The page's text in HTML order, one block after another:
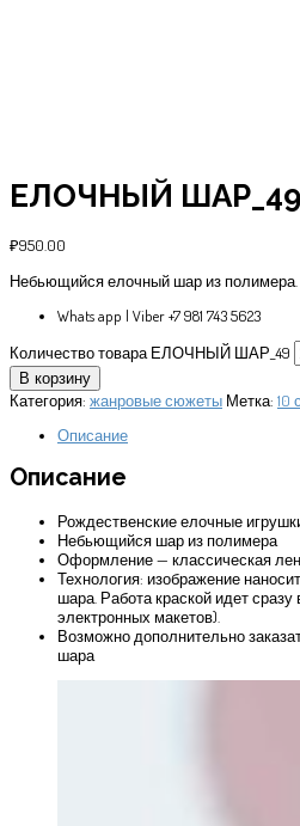
ЕЛОЧНЫЙ ШАР_49
₽950.00
Небьющийся елочный шар из полимера.
Whats app | Viber +7 981 743 5623
Количество товара ЕЛОЧНЫЙ ШАР_49
В корзину
Категория: жанровые сюжеты Метка: 10
Описание
Описание
Рождественские елочные
Небьющийся шар из полимера
Оформление — классическая
Технология: изображение
шара. Работа краской идет
электронных макетов).
Возможно дополнительно
шара